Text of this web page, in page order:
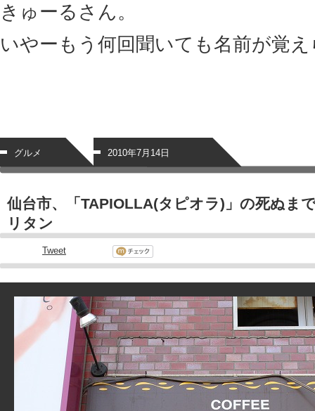
きゅーるさん。
いやーもう何回聞いても名前が覚
グルメ 2010年7月14日
仙台市、「TAPIOLLA(タピオラ)」の死ぬま
リタン
Tweet